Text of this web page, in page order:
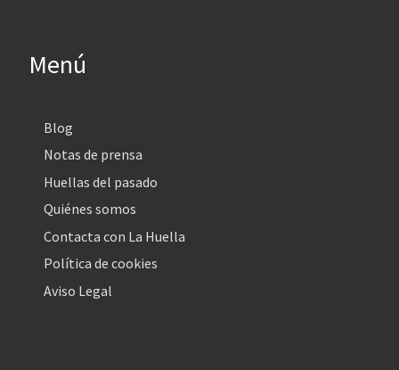
Menú
Blog
Notas de prensa
Huellas del pasado
Quiénes somos
Contacta con La Huella
Política de cookies
Aviso Legal